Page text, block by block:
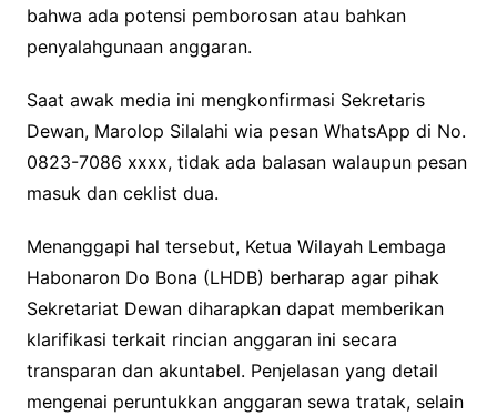
bahwa ada potensi pemborosan atau bahkan
penyalahgunaan anggaran.
Saat awak media ini mengkonfirmasi Sekretaris
Dewan, Marolop Silalahi wia pesan WhatsApp di No.
0823-7086 xxxx, tidak ada balasan walaupun pesan
masuk dan ceklist dua.
Menanggapi hal tersebut, Ketua Wilayah Lembaga
Habonaron Do Bona (LHDB) berharap agar pihak
Sekretariat Dewan diharapkan dapat memberikan
klarifikasi terkait rincian anggaran ini secara
transparan dan akuntabel. Penjelasan yang detail
mengenai peruntukkan anggaran sewa tratak, selain